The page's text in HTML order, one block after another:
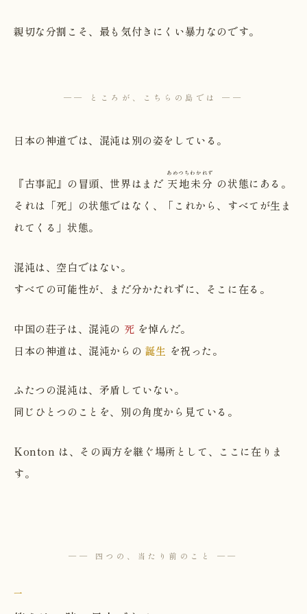
親切な分割こそ、最も気付きにくい暴力なのです。
── ところが、こちらの島では ──
日本の神道では、混沌は別の姿をしている。
『古事記』の冒頭、世界はまだ 天地未分
あめつちわかれず
の状態にある。
それは「死」の状態ではなく、「これから、すべてが生ま
れてくる」状態。
混沌は、空白ではない。
すべての可能性が、まだ分かたれずに、そこに在る。
中国の荘子は、混沌の 死 を悼んだ。
日本の神道は、混沌からの 誕生 を祝った。
ふたつの混沌は、矛盾していない。
同じひとつのことを、別の角度から見ている。
Konton は、その両方を継ぐ場所として、ここに在りま
す。
── 四つの、当たり前のこと ──
一